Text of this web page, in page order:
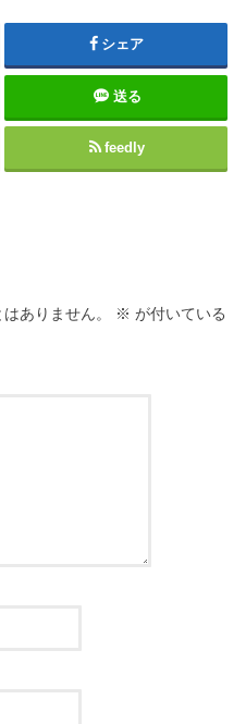
シェア
送る
feedly
ありません。 ※ が付いている